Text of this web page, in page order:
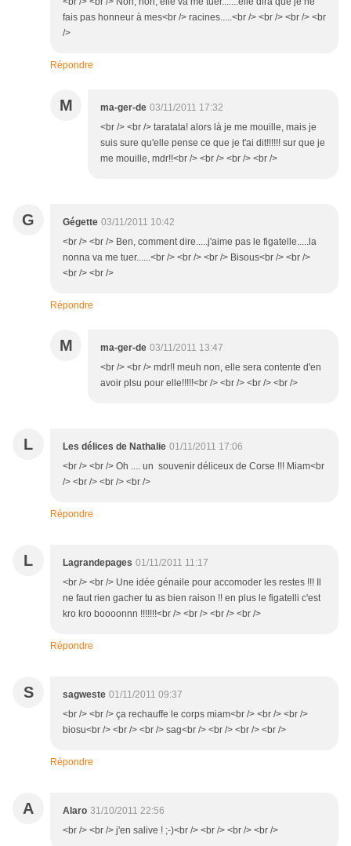
fais pas honneur à mes<br /> racines.....<br /> <br /> <br /> <br
/>
Répondre
M ma-ger-de 03/11/2011 17:32
<br /> <br /> taratata! alors là je me mouille, mais je
suis sure qu'elle pense ce que je t'ai dit!!!!!! sur que je
me mouille, mdr!!<br /> <br /> <br /> <br />
G Gégette 03/11/2011 10:42
<br /> <br /> Ben, comment dire.....j'aime pas le figatelle.....la
nonna va me tuer......<br /> <br /> <br /> Bisous<br /> <br />
<br /> <br />
Répondre
M ma-ger-de 03/11/2011 13:47
<br /> <br /> mdr!! meuh non, elle sera contente d'en
avoir plsu pour elle!!!!!<br /> <br /> <br /> <br />
L Les délices de Nathalie 01/11/2011 17:06
<br /> <br /> Oh .... un souvenir déliceux de Corse !!! Miam<br
/> <br /> <br /> <br />
Répondre
L Lagrandepages 01/11/2011 11:17
<br /> <br /> Une idée génaile pour accomoder les restes !!! Il
ne faut rien gacher tu as bien raison !! en plus le figatelli c'est
kro kro boooonnn !!!!!!!<br /> <br /> <br /> <br />
Répondre
S sagweste 01/11/2011 09:37
<br /> <br /> ça rechauffe le corps miam<br /> <br /> <br />
biosu<br /> <br /> <br /> sag<br /> <br /> <br /> <br />
Répondre
A Alaro 31/10/2011 22:56
<br /> <br /> j'en salive ! ;-)<br /> <br /> <br /> <br />